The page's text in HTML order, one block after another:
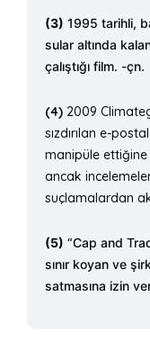
(3) 1995 tarihli,
sular altında
çalıştığı film. -çn.
(4) 2009
sızdırılan e-
manipüle
ancak
suçlamalardan
(5) “Cap and
sınır koyan ve
satmasına izin